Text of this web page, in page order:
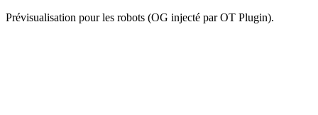
Prévisualisation pour les robots (OG injecté par OT Plugin).